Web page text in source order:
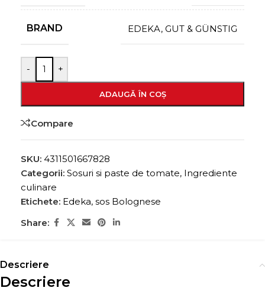
BRAND EDEKA, GUT & GÜNSTIG
- +
ADAUGĂ ÎN COȘ
Compare
SKU: 4311501667828
Categorii: Sosuri si paste de tomate, Ingrediente
culinare
Etichete: Edeka, sos Bolognese
Share:
Descriere
Descriere